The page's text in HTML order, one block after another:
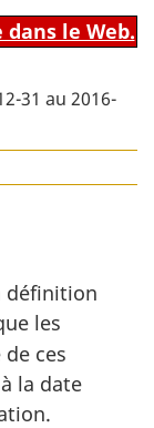
le Web.
31 au 2016-
définition
les
ces
la date